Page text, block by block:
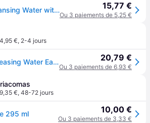
CeraVe Micellar Cleansing Water with Niacinamide & Ceramides for All Skin Types 295ml 15,77 €
Ou 3 paiements de 5,25 €
€, 2-4 jours
CeraVe - Micellar Cleasing Water Eau micellaire 295 ml unisex 20,79 €
Ou 3 paiements de 6,93 €
€, 48-72 jours
295 ml 10,00 €
Ou 3 paiements de 3,33 €